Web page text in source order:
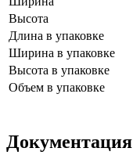
Высота
Длина в упаковке
Ширина в упаковке
Высота в упаковке
Объем в упаковке
Документация